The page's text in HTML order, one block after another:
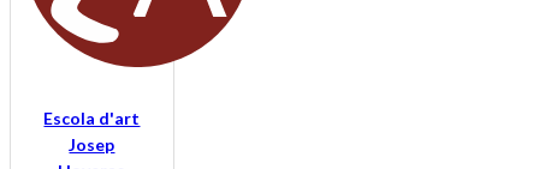
Escola d'art
Josep